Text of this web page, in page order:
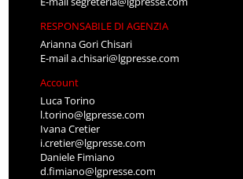
RESPONSABILE DI AGENZIA
Arianna Gori Chisari
E-maila.chisari@lgpresse.com
Account
Luca Torino
l.torino@lgpresse.com
Ivana Cretier
i.cretier@lgpresse.com
Daniele Fimiano
d.fimiano@lgpresse.com